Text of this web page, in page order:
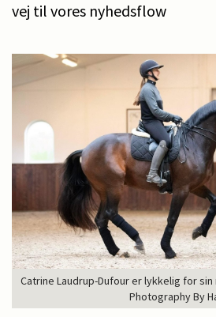
vej til vores nyhedsflow
Catrine Laudrup-Dufour er lykkelig for
Photography By